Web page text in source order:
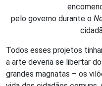
pelo governo durante o
Todos esses projetos
a arte deveria se libertar
grandes magnatas – os